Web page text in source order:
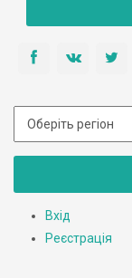
Вхід
Реєстрація